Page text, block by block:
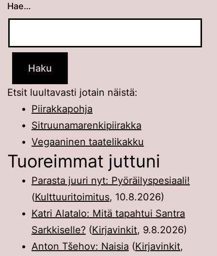
Hae…
Kun tuloksia tulee, voit selata niitä
Etsit luultavasti jotain näistä:
Piirakkapohja
Sitruunamarenkipiirakka
Vegaaninen taatelikakku
Tuoreimmat juttuni
Parasta juuri nyt: Pyöräilyspesiaali!
(Kulttuuritoimitus, 10.8.2026)
Katri Alatalo: Mitä tapahtui Santra
Sarkkiselle? (Kirjavinkit, 9.8.2026)
Anton Tšehov: Naisia (Kirjavinkit,